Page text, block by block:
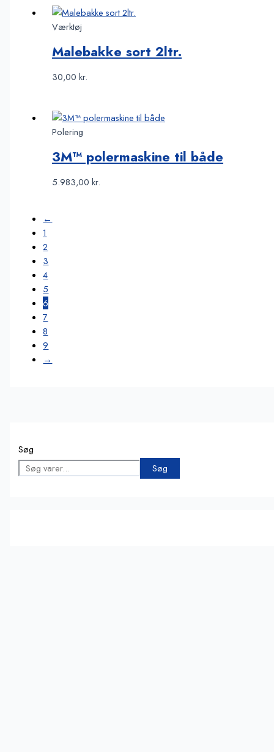
Søg
Søg
Værktøj
Malebakke sort 2ltr.
30,00kr.
Polering
3M™ polermaskine til både
5.983,00kr.
←
1
2
3
4
5
6
7
8
9
→